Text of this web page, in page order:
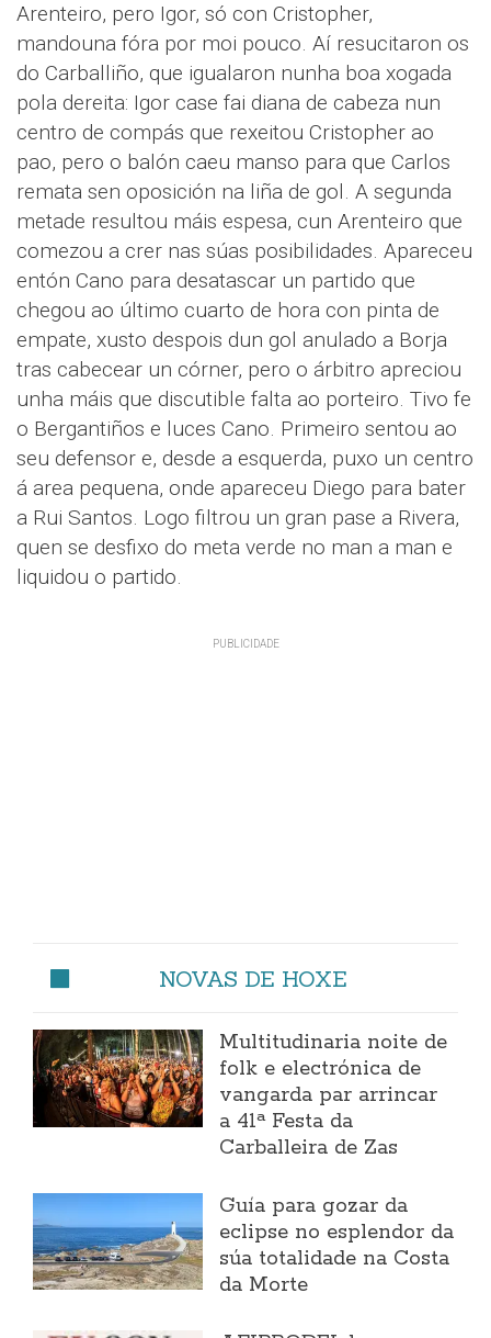
Arenteiro, pero Igor, só con Cristopher,
mandouna fóra por moi pouco. Aí resucitaron os
do Carballiño, que igualaron nunha boa xogada
pola dereita: Igor case fai diana de cabeza nun
centro de compás que rexeitou Cristopher ao
pao, pero o balón caeu manso para que Carlos
remata sen oposición na liña de gol. A segunda
metade resultou máis espesa, cun Arenteiro que
comezou a crer nas súas posibilidades. Apareceu
entón Cano para desatascar un partido que
chegou ao último cuarto de hora con pinta de
empate, xusto despois dun gol anulado a Borja
tras cabecear un córner, pero o árbitro apreciou
unha máis que discutible falta ao porteiro. Tivo fe
o Bergantiños e luces Cano. Primeiro sentou ao
seu defensor e, desde a esquerda, puxo un centro
á area pequena, onde apareceu Diego para bater
a Rui Santos. Logo filtrou un gran pase a Rivera,
quen se desfixo do meta verde no man a man e
liquidou o partido.
NOVAS DE HOXE
Multitudinaria noite de
folk e electrónica de
vangarda par arrincar
a 41ª Festa da
Carballeira de Zas
Guía para gozar da
eclipse no esplendor da
súa totalidade na Costa
da Morte